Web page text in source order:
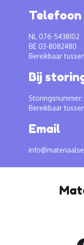
Telefoon
NL 076-5438102
BE 03-8082480
Bereikbaar
Bij
Bereikbaar
Email